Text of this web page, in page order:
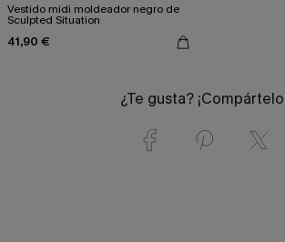
Vestido midi moldeador negro de
Sculpted Situation
41,90 €
¿Te gusta?